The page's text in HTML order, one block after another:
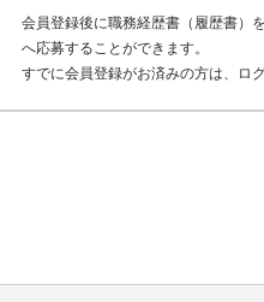
会員登録後に職務経歴書（履歴書）
へ応募することができます。
すでに会員登録がお済みの方は、ロ